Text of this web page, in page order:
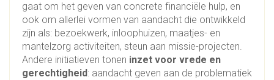
gaat om het geven van concrete financiële hulp, en
ook om allerlei vormen van aandacht die ontwikkeld
zijn als: bezoekwerk, inloophuizen, maatjes- en
mantelzorg activiteiten, steun aan missie-projecten.
Andere initiatieven tonen inzet voor vrede en
gerechtigheid: aandacht geven aan de problematiek